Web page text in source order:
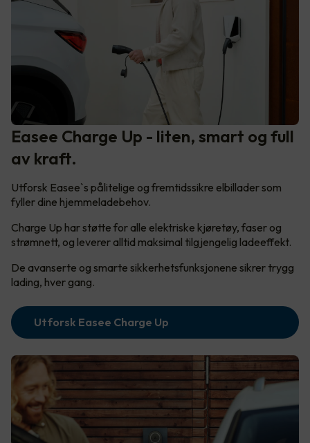
Easee Charge Up - liten, smart og full
av kraft.
Utforsk Easee`s pålitelige og fremtidssikre elbillader som
fyller dine hjemmeladebehov.
Charge Up har støtte for alle elektriske kjøretøy, faser og
strømnett, og leverer alltid maksimal tilgjengelig ladeeffekt.
De avanserte og smarte sikkerhetsfunksjonene sikrer trygg
lading, hver gang.
Utforsk Easee Charge Up